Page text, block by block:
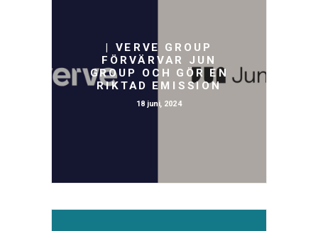
| VERVE GROUP
FÖRVÄRVAR JUN
GROUP OCH GÖR EN
RIKTAD EMISSION
18 juni, 2024